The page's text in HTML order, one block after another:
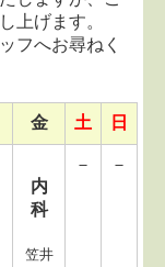
上げます。
フへお尋ねく
金 土 日
内
科
笠井
－ －